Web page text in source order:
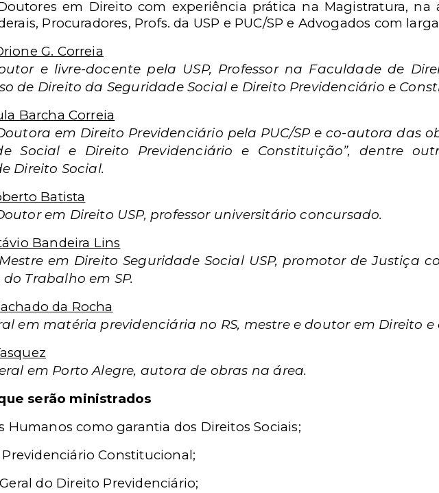
em Direito com experiência prática na Magistratura, na
Procuradores, Profs. da USP e PUC/SP e Advogados com
G. Correia
e livre-docente pela USP, Professor na Faculdade de
de Direito da Seguridade Social e Direito Previdenciário e
Barcha Correia
em Direito Previdenciário pela PUC/SP e co-autora das
Social e Direito Previdenciário e Constituição”, dentre
Direito Social.
Batista
em Direito USP, professor universitário concursado.
Bandeira Lins
em Direito Seguridade Social USP, promotor de Justiça
Trabalho em SP.
da Rocha
em matéria previdenciária no RS, mestre e doutor em Direito
em Porto Alegre, autora de obras na área.
serão ministrados
Humanos como garantia dos Direitos Sociais;
Constitucional;
do Direito Previdenciário;